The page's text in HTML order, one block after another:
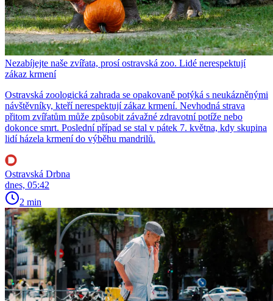
Nezabíjejte naše zvířata, prosí ostravská zoo. Lidé nerespektují
zákaz krmení
Ostravská zoologická zahrada se opakovaně potýká s neukázněnými
návštěvníky, kteří nerespektují zákaz krmení. Nevhodná strava
přitom zvířatům může způsobit závažné zdravotní potíže nebo
dokonce smrt. Poslední případ se stal v pátek 7. května, kdy skupina
lidí házela krmení do výběhu mandrilů.
Ostravská Drbna
dnes, 05:42
2 min